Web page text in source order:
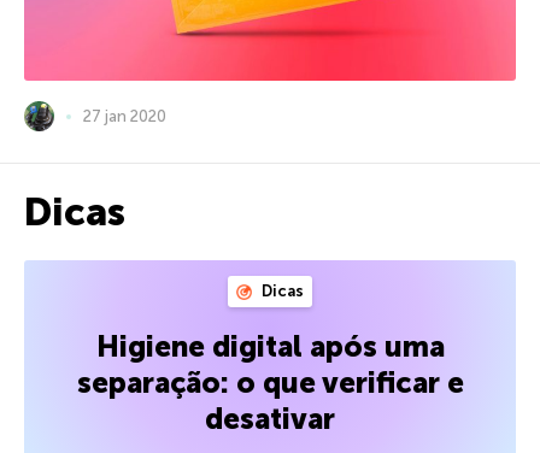
27 jan 2020
Dicas
Dicas
Higiene digital após uma
separação: o que verificar e
desativar